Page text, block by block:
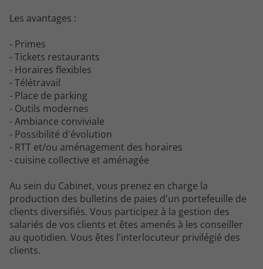
Les avantages :
- Primes
- Tickets restaurants
- Horaires flexibles
- Télétravail
- Place de parking
- Outils modernes
- Ambiance conviviale
- Possibilité d'évolution
- RTT et/ou aménagement des horaires
- cuisine collective et aménagée
Au sein du Cabinet, vous prenez en charge la
production des bulletins de paies d'un portefeuille de
clients diversifiés. Vous participez à la gestion des
salariés de vos clients et êtes amenés à les conseiller
au quotidien. Vous êtes l'interlocuteur privilégié des
clients.